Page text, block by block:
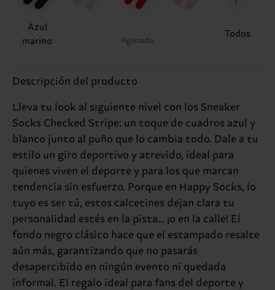
Azul
marino
Agotado
Todos
Descripción del producto
Lleva tu look al siguiente nivel con los Sneaker
Socks Checked Stripe: un toque de cuadros azul y
blanco junto al puño que lo cambia todo. Dale a tu
estilo un giro deportivo y atrevido, ideal para
quienes viven el deporte y para los que marcan
tendencia sin esfuerzo. Porque en Happy Socks, lo
tuyo es ser tú, estos calcetines dejan clara tu
personalidad estés en la pista… ¡o en la calle! El
fondo negro clásico hace que el estampado resalte
aún más, garantizando que no pasarás
desapercibido en ningún evento ni quedada
informal. El regalo ideal para fans del deporte y